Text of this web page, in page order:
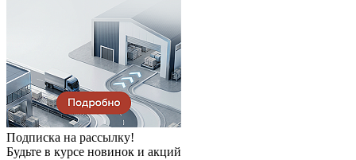
Подписка на рассылку!
Будьте в курсе новинок и акций